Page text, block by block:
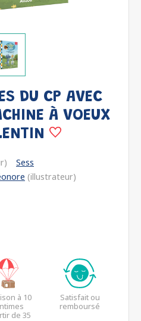
DU CP AVEC
À VOEUX
Sess
(illustrateur)
à 10
de 35
Satisfait ou
remboursé